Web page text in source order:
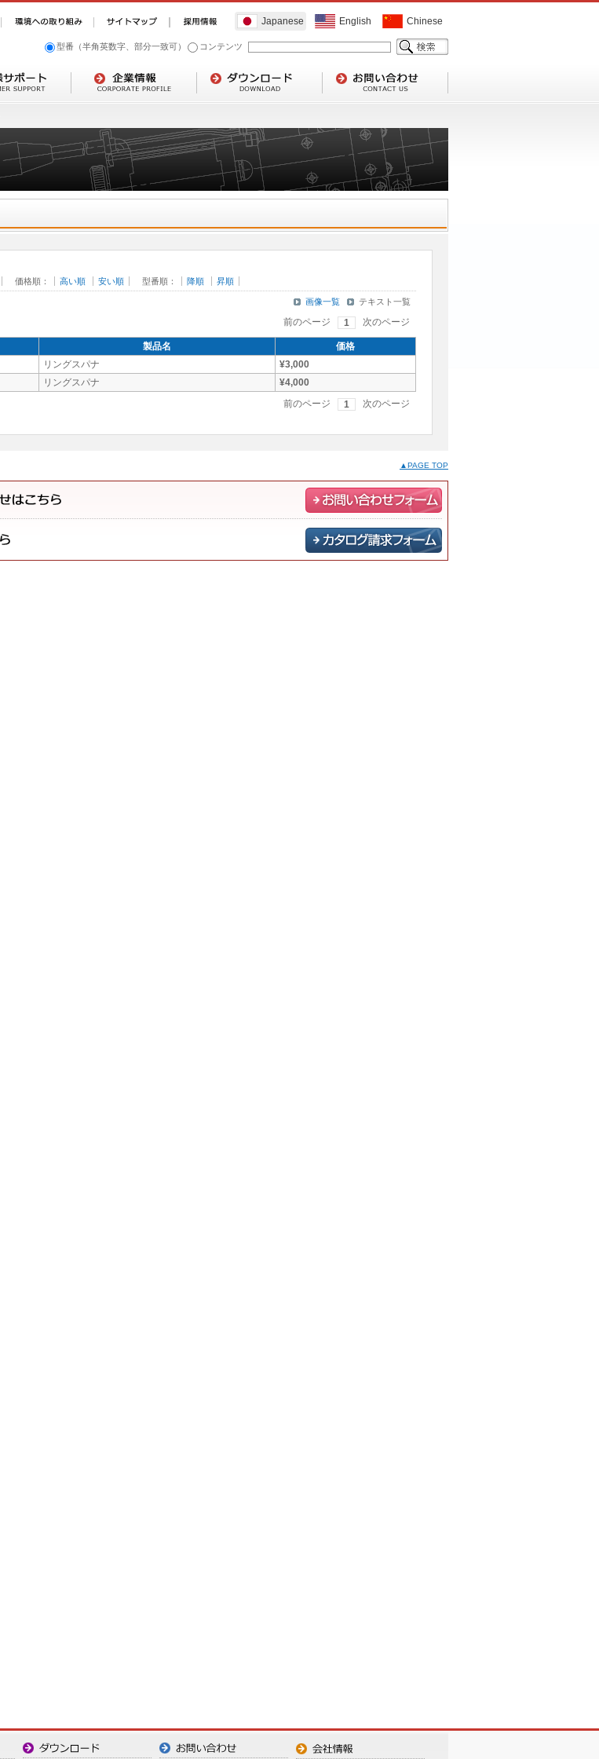
Japanese English Chinese
型番（半角英数字、部分一致可） コンテンツ
価格順： 高い順 安い順 型番順： 降順 昇順
画像一覧 テキスト一覧
前のページ 1 次のページ
製品名 価格
リングスパナ ¥3,000
リングスパナ
¥4,000
前のページ 1 次のページ
▲PAGE TOP